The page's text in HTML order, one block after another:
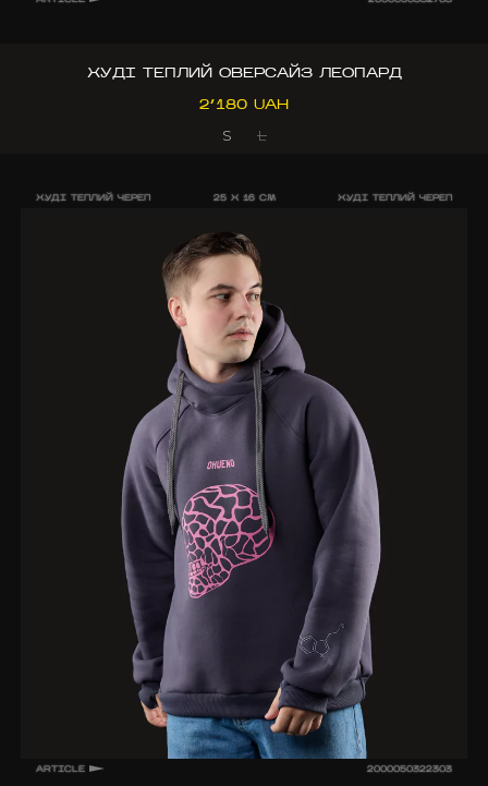
ХУДІ ТЕПЛИЙ ОВЕРСАЙЗ ЛЕОПАРД
2’180 UAH
S
L
ХУДІ ТЕПЛИЙ ЧЕРЕП 25 X 16 CM ХУДІ ТЕПЛИЙ ЧЕРЕП
ARTICLE 2000050322303